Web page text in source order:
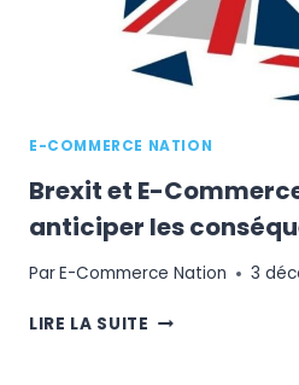
E-COMMERCE NATION
Brexit et E-
anticiper les
ParE-Commerce Nation 3
LIRE LA SUITE BREXIT